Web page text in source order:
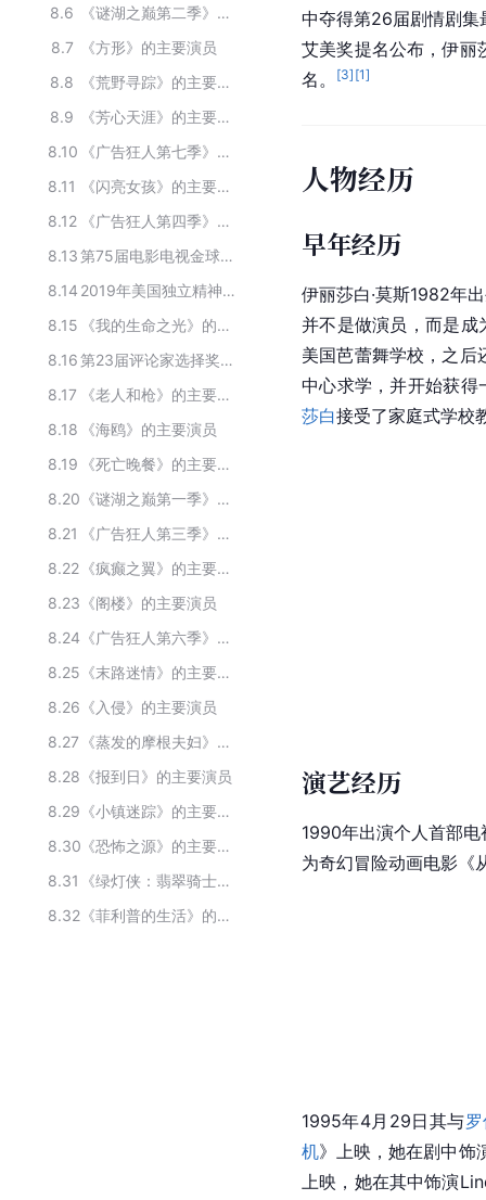
8.6
《谜湖之巅第二季》的主要演员
8.7
《方形》的主要演员
8.8
《荒野寻踪》的主要演员
8.9
《芳心天涯》的主要演员
8.10
《广告狂人第七季》的主要演员
8.11
《闪亮女孩》的主要演员
8.12
《广告狂人第四季》的主要演员
8.13
第75届电影电视金球奖获奖人物
8.14
2019年美国独立精神电影奖提名名单
8.15
《我的生命之光》的主要演员
8.16
第23届评论家选择奖获奖人物
8.17
《老人和枪》的主要演员
8.18
《海鸥》的主要演员
8.19
《死亡晚餐》的主要演员
8.20
《谜湖之巅第一季》的主要演员
8.21
《广告狂人第三季》的主要演员
8.22
《疯癫之翼》的主要演员
8.23 《阁楼》的主要演员
8.24
《广告狂人第六季》的主要演员
8.25
《末路迷情》的主要演员
8.26 《入侵》的主要演员
8.27
《蒸发的摩根夫妇》的主要演员
8.28 《报到日》的主要演员
8.29
《小镇迷踪》的主要演员
8.30
《恐怖之源》的主要演员
8.31
《绿灯侠：翡翠骑士》的主要演员
8.32
《菲利普的生活》的主要演员
中夺得第26届剧情剧
艾美奖提名公布，伊丽
名。
[3] [1]
人物经历
早年经历
伊丽莎白·莫斯1982年
并不是做演员，而是
美国芭蕾舞学校，之后
中心求学，并开始获
莎白接受了家庭式学校
演艺经历
1990年出演个人首部
为奇幻冒险动画电影《
1995年4月29日其与
机》上映，她在剧中饰
上映，她在其中饰演